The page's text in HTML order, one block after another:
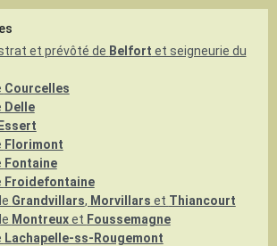
et prévôté de Belfort et seigneurie du
Courcelles
Delle
Florimont
Fontaine
Froidefontaine
Grandvillars, Morvillars et Thiancourt
Montreuxet Foussemagne
Lachapelle-ss-Rougemont